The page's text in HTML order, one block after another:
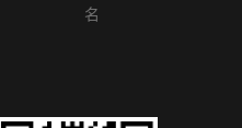
名